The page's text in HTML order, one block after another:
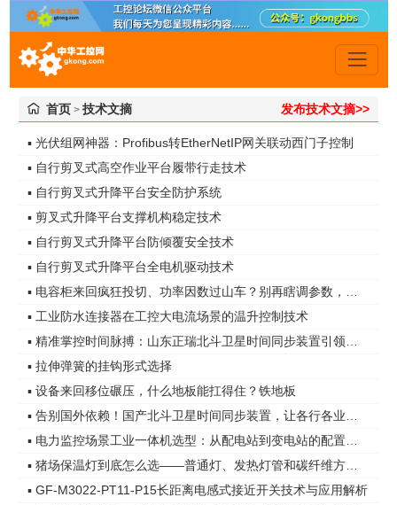
首页 > 技术文摘 发布技术文摘>>
▪ 光伏组网神器：Profibus转EtherNetIP网关联动西门子控制
▪ 自行剪叉式高空作业平台履带行走技术
▪ 自行剪叉式升降平台安全防护系统
▪ 剪叉式升降平台支撑机构稳定技术
▪ 自行剪叉式升降平台防倾覆安全技术
▪ 自行剪叉式升降平台全电机驱动技术
▪ 工业防水连接器在工控大电流场景的温升控制技术
▪ 拉伸弹簧的挂钩形式选择
▪ 设备来回移位碾压，什么地板能扛得住？铁地板
▪ GF-M3022-PT11-P15长距离电感式接近开关技术与应用解析